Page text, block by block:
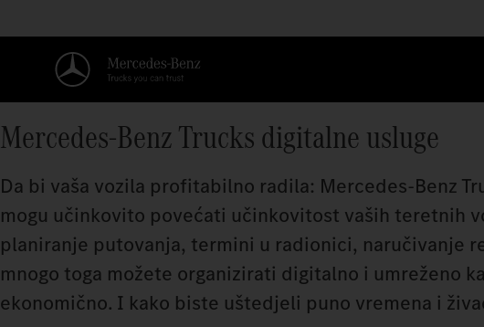
Mercedes‑Benz Trucks digitalne usluge
Da bi vaša vozila profitabilno radila: Mercedes‑Benz
mogu učinkovito povećati učinkovitost vaših teretnih
planiranje putovanja, termini u radionici, naručivanje
mnogo toga možete organizirati digitalno i umreženo
ekonomično. I kako biste uštedjeli puno vremena i